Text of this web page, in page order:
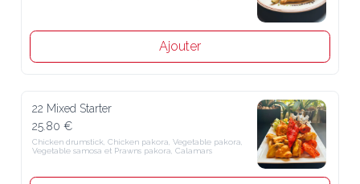
Ajouter
22 Mixed Starter
25.80 €
Chicken drumstick, Chicken pakora, Vegetable pakora, Vegetable
samosa et Prawns pakora, Calamars